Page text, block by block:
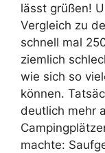
lässt grüßen!
Vergleich zu
schnell mal
ziemlich
wie sich so
können.
deutlich mehr
machte: